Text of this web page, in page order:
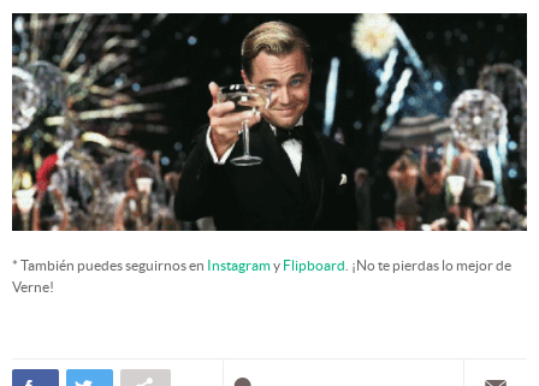
* También puedes seguirnos en Instagramy Flipboard . ¡No te pierdas lo mejor de
Verne!